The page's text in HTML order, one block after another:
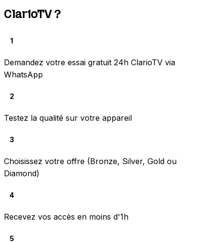
ClarioTV ?
1
Demandez votre essai gratuit 24h ClarioTV via
WhatsApp
2
Testez la qualité sur votre appareil
3
Choisissez votre offre (Bronze, Silver, Gold ou
Diamond)
4
Recevez vos accès en moins d'1h
5